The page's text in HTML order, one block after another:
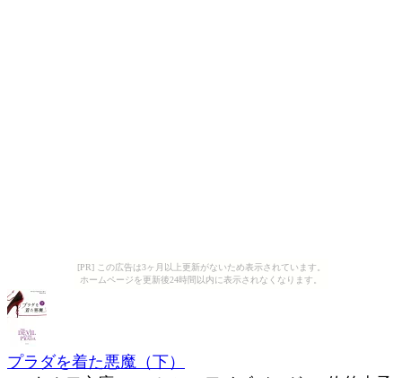
[PR] この広告は3ヶ月以上更新がないため表示されています。
ホームページを更新後24時間以内に表示されなくなります。
プラダを着た悪魔（下）